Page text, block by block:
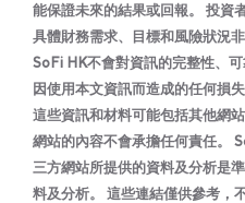
能保證未來的結果或回報。 投資
具體財務需求、目標和風險狀況非
SoFi HK不會對資訊的完整性、
因使用本文資訊而造成的任何損
這些資訊和材料可能包括其他網
網站的內容不會承擔任何責任。
三方網站所提供的資料及分析是
料及分析。 這些連結僅供參考，